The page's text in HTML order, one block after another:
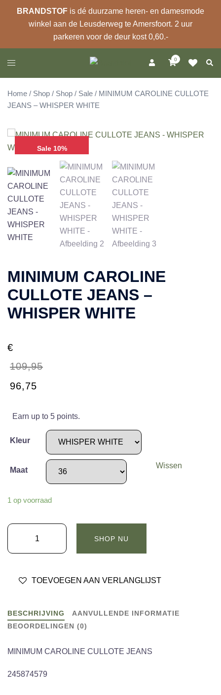
BRANDSTOF is dé duurzame heren- en damesmode
winkel aan de Leusderweg te Amersfoort. 2 uur
parkeren voor de deur kost 0,60.-
naar
de
inhoud
Toggle
0
Home / Shop / Shop / Sale / MINIMUM CAROLINE CULLOTE
JEANS – WHISPER WHITE
Sale 10%
MINIMUM CAROLINE
CULLOTE JEANS –
WHISPER WHITE
€
109,95
Oorspronkelijke
was:
96,75
is:
€96,75.
Earn up to 5 points.
Kleur
Maat
Wissen
1 op voorraad
MINIMUM
CAROLINE
CULLOTE
aantal
SHOP NU
TOEVOEGEN AAN VERLANGLIJST
BESCHRIJVING
AANVULLENDE INFORMATIE
BEOORDELINGEN (0)
MINIMUM CAROLINE CULLOTE JEANS
245874579